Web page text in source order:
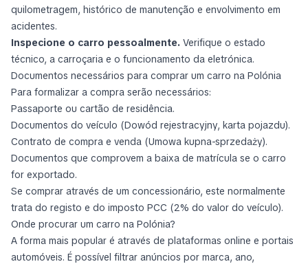
quilometragem, histórico de manutenção e envolvimento em
acidentes.
Inspecione o carro pessoalmente. Verifique o estado
técnico, a carroçaria e o funcionamento da eletrónica.
Documentos necessários para comprar um carro na Polónia
Para formalizar a compra serão necessários:
Passaporte ou cartão de residência.
Documentos do veículo (Dowód rejestracyjny, karta pojazdu).
Contrato de compra e venda (Umowa kupna-sprzedaży).
Documentos que comprovem a baixa de matrícula se o carro
for exportado.
Se comprar através de um concessionário, este normalmente
trata do registo e do imposto PCC (2% do valor do veículo).
Onde procurar um carro na Polónia?
A forma mais popular é através de plataformas online e portais
automóveis. É possível filtrar anúncios por marca, ano,